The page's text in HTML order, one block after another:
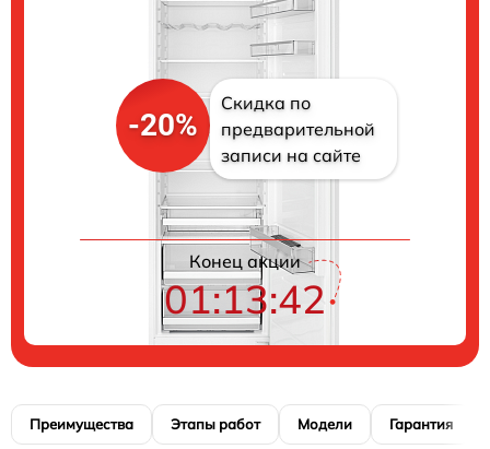
-20%
Скидка по
предварительной
записи на сайте
Конец акции
01:13:41
Преимущества Этапы работ Модели Гарантия